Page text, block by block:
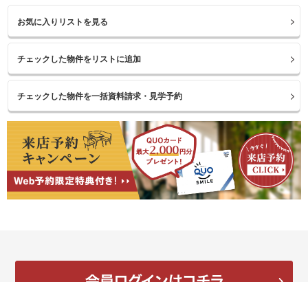
お気に入りリストを見る